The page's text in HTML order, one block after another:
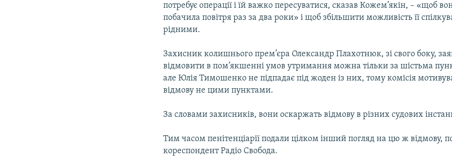
потребує операції і їй важко пересуватися, сказав Кожем’якін, – «щоб
побачила повітря раз за два роки» і щоб збільшити можливість її
рідними.
Захисник колишнього прем’єра Олександр Плахотнюк, зі свого боку,
відмовити в пом’якшенні умов утримання можна тільки за шістьма
але Юлія Тимошенко не підпадає під жоден із них, тому комісія
відмову не цими пунктами.
За словами захисників, вони оскаржать відмову в різних судових
Тим часом пенітенціарії подали цілком інший погляд на цю ж відмову,
кореспондент Радіо Свобода.